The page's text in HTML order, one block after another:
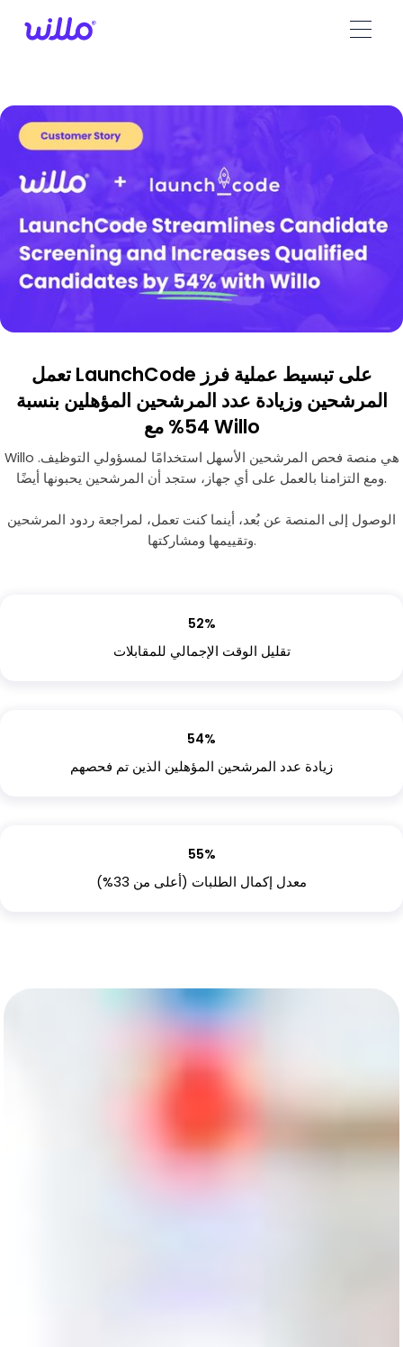
note:
an
accessibility
system.
تعمل LaunchCode على تبسيط عملية فرز
المرشحين وزيادة عدد المرشحين المؤهلين بنسبة
54% مع Willo
Willo هي منصة فحص المرشحين الأسهل استخدامًا لمسؤولي التوظيف.
ومع التزامنا بالعمل على أي جهاز، ستجد أن المرشحين يحبونها أيضًا.
الوصول إلى المنصة عن بُعد، أينما كنت تعمل، لمراجعة ردود المرشحين
وتقييمها ومشاركتها.
52%
تقليل الوقت الإجمالي للمقابلات
54%
زيادة عدد المرشحين المؤهلين الذين تم فحصهم
55%
معدل إكمال الطلبات (أعلى من 33%)